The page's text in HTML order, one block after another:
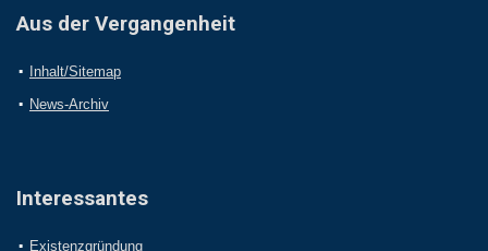
Aus der Vergangenheit
Inhalt/Sitemap
News-Archiv
Interessantes
Existenzgründung